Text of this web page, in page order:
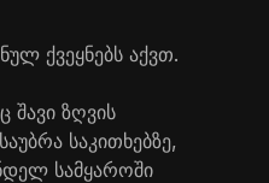
ქვეყნებს აქვთ.
შავი ზღვის
საკითხებზე,
სამყაროში